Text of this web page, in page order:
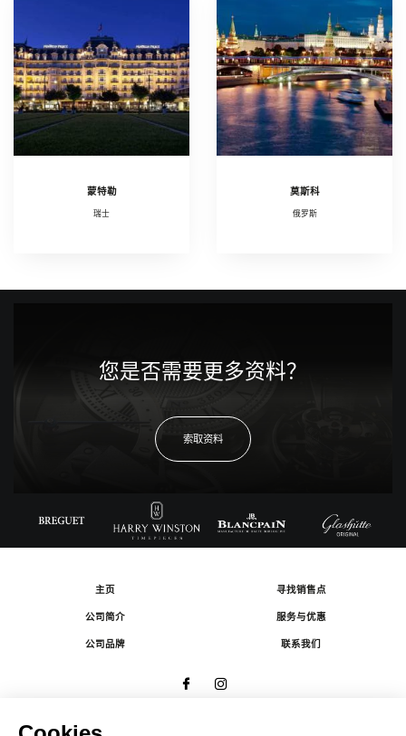
蒙特勒
瑞士
莫斯科
俄罗斯
您是否需要更多资料？
索取资料
主页
公司简介
公司品牌
寻找销售点
服务与优惠
联系我们